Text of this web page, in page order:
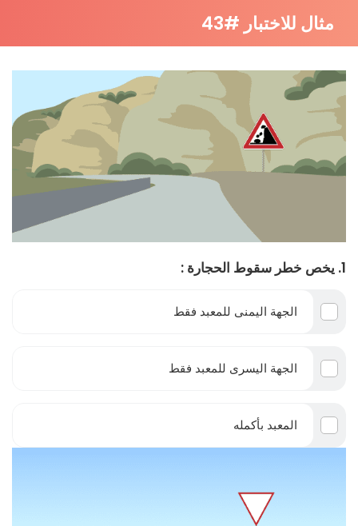
مثال للاختبار #43
1. يخص خطر سقوط الحجارة :
الجهة اليمنى للمعبد فقط
الجهة اليسرى للمعبد فقط
المعبد بأكمله